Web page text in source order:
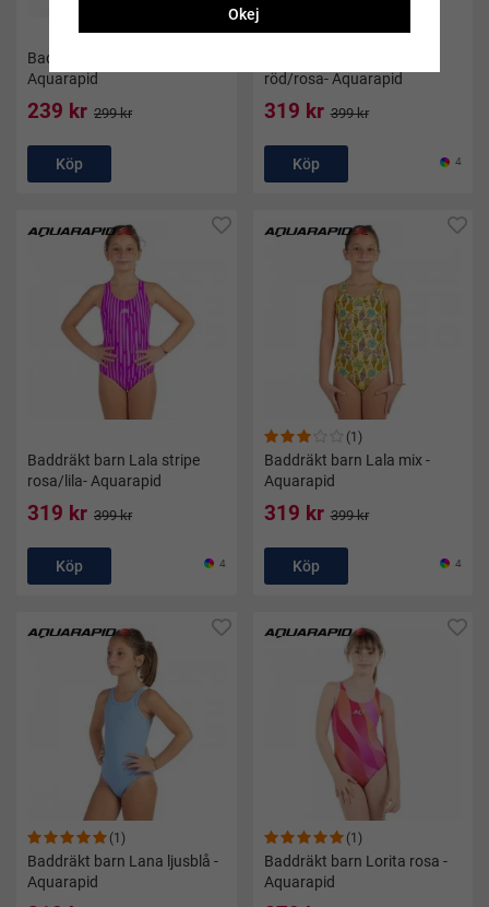
Baddräkt barn Aquily svart -
Aquarapid
239 kr 299 kr
Köp
röd/rosa- Aquarapid
319 kr 399 kr
Köp 4
Baddräkt barn Lala stripe
rosa/lila- Aquarapid
319 kr 399 kr
Köp 4
(1)
Baddräkt barn Lala mix -
Aquarapid
319 kr 399 kr
Köp 4
(1)
Baddräkt barn Lana ljusblå -
Aquarapid
(1)
Baddräkt barn Lorita rosa -
Aquarapid
Okej